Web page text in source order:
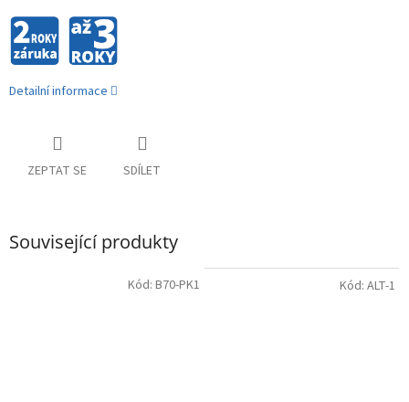
Detailní informace
ZEPTAT SE SDÍLET
Související produkty
Kód: B70-PK1 Kód: ALT-1